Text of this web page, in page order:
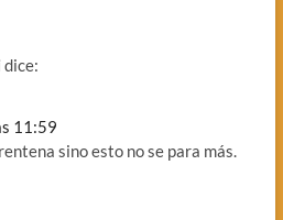
dice:
11:59
sino esto no se para más.